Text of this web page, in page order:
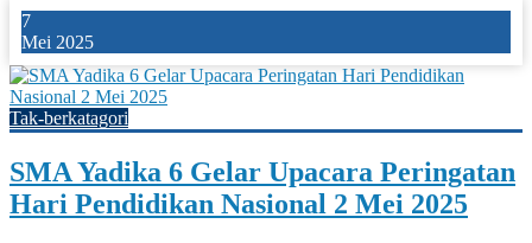
7
Mei 2025
Tak-berkatagori
SMA Yadika 6 Gelar Upacara Peringatan
Hari Pendidikan Nasional 2 Mei 2025